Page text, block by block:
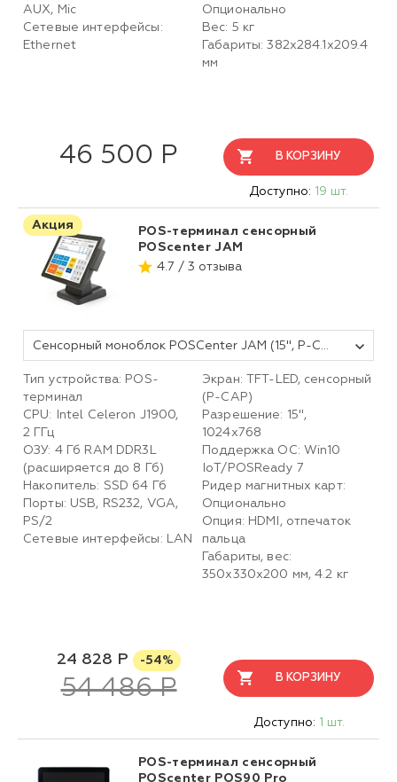
AUX, Mic
Сетевые интерфейсы:
Ethernet
Опционально
Вес: 5 кг
Габариты: 382x284.1x209.4
мм
46 500 Р В КОРЗИНУ
Доступно: 19 шт.
Акция
POS-терминал сенсорный
POScenter JAM
4.7 / 3 отзыва
Сенсорный моноблок POSCenter JAM (15", P-CAP touch, Intel® J1900 2.0GHz; 4Gb RAM; 64Gb SSD; MSR) черный
Тип устройства: POS-
терминал
CPU: Intel Celeron J1900,
2 ГГц
ОЗУ: 4 Гб RAM DDR3L
(расширяется до 8 Гб)
Накопитель: SSD 64 Гб
Порты: USB, RS232, VGA,
PS/2
Сетевые интерфейсы: LAN
Экран: TFT-LED, cенсорный
(P-CAP)
Разрешение: 15",
1024х768
Поддержка ОС: Win10
IoT/POSReady 7
Ридер магнитных карт:
Опционально
Опция: HDMI, отпечаток
пальца
Габариты, вес:
350х330х200 мм, 4.2 кг
24 828 Р -54%
54 486 Р В КОРЗИНУ
Доступно: 1 шт.
POS-терминал сенсорный
POScenter POS90 Pro